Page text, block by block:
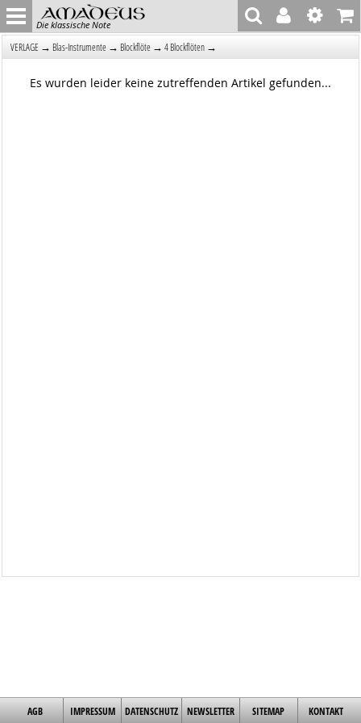
Die klassische Note
VERLAGE → Blas-Instrumente → Blockflöte → 4 Blockflöten →
Es wurden leider keine zutreffenden Artikel gefunden...
AGB IMPRESSUM DATENSCHUTZ NEWSLETTER SITEMAP KONTAKT